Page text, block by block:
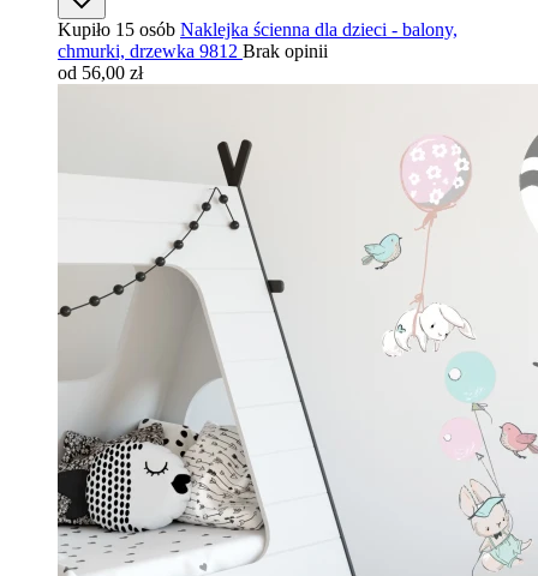
Kupiło 15 osób Naklejka ścienna dla dzieci - balony,
chmurki, drzewka 9812 Brak opinii
od 56,00 zł